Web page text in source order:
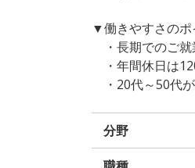
▼働きやすさのポ
・長期でのご就
・年間休日は
・20代～50代
分野